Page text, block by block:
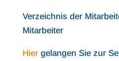
Verzeichnis der
Mitarbeiter
Hiergelangen Sie zur